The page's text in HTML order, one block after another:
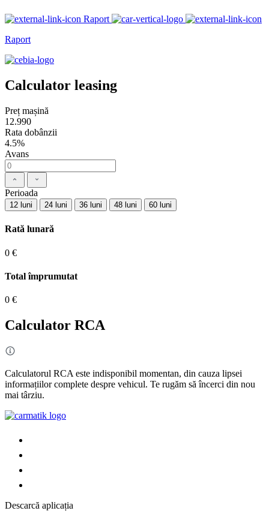
Raport
Raport
Calculator leasing
Preț mașină
12.990
Rata dobânzii
4.5%
Avans
Perioada
12 luni 24 luni 36 luni 48 luni 60 luni
Rată lunară
0 €
Total împrumutat
0 €
Calculator RCA
Calculatorul RCA este indisponibil momentan, din cauza lipsei
informațiilor complete despre vehicul. Te rugăm să încerci din nou
mai târziu.
Descarcă aplicația